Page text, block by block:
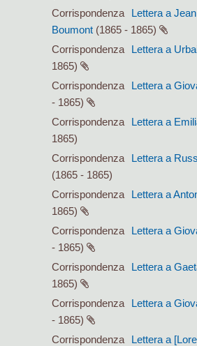
Corrispondenza
Lettera a
Boumont (1865 - 1865)
Corrispondenza
Lettera a
1865)
Corrispondenza
Lettera a
- 1865)
Corrispondenza
Lettera a
1865)
Corrispondenza
Lettera a
(1865 - 1865)
Corrispondenza
Lettera a
1865)
Corrispondenza
Lettera a
- 1865)
Corrispondenza
Lettera a
1865)
Corrispondenza
Lettera a
- 1865)
Corrispondenza
Lettera a